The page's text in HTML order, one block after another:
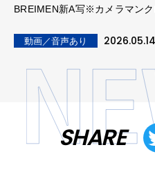
BREIMEN新A写※カメラマン
動画／音声あり 2026.05.14
SHARE